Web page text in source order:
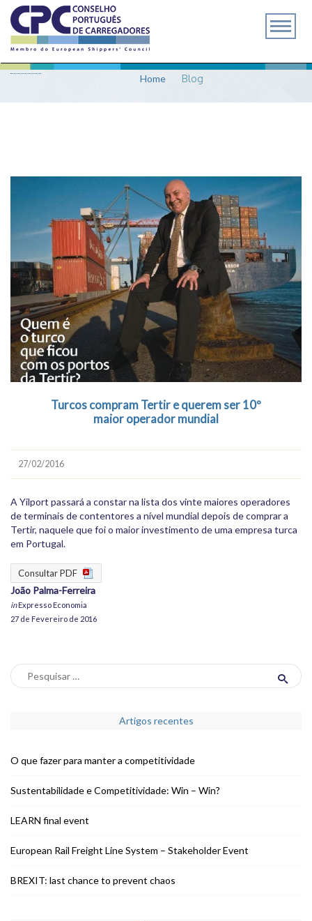
BLOG
Home Blog
Turcos compram Tertir e querem ser 10º
maior operador mundial
27/02/2016
A Yilport passará a constar na lista dos vinte maiores operadores
de terminais de contentores a nível mundial depois de comprar a
Tertir, naquele que foi o maior investimento de uma empresa turca
em Portugal.
Consultar PDF
João Palma-Ferreira
inExpresso Economia
27 de Fevereiro de 2016
Artigos recentes
O que fazer para manter a competitividade
Sustentabilidade e Competitividade: Win – Win?
LEARN final event
European Rail Freight Line System – Stakeholder Event
BREXIT: last chance to prevent chaos